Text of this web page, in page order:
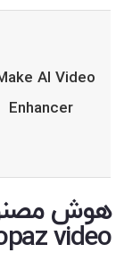
AI Video
Enhancer
هوش
video